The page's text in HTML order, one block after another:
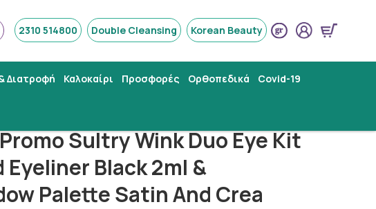
2310 514800 Double Cleansing Korean Beauty
Διατροφή Καλοκαίρι Προσφορές Ορθοπεδικά Covid-19
Sultry Wink Duo Eye Kit
Eyeliner Black 2ml &
Palette Satin And Crea